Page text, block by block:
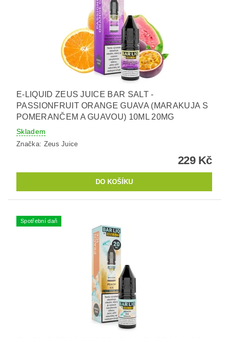
E-LIQUID ZEUS JUICE BAR SALT -
PASSIONFRUIT ORANGE GUAVA (MARAKUJA S
POMERANČEM A GUAVOU) 10ML 20MG
Skladem
Značka: Zeus Juice
229 Kč
Spotřební daň